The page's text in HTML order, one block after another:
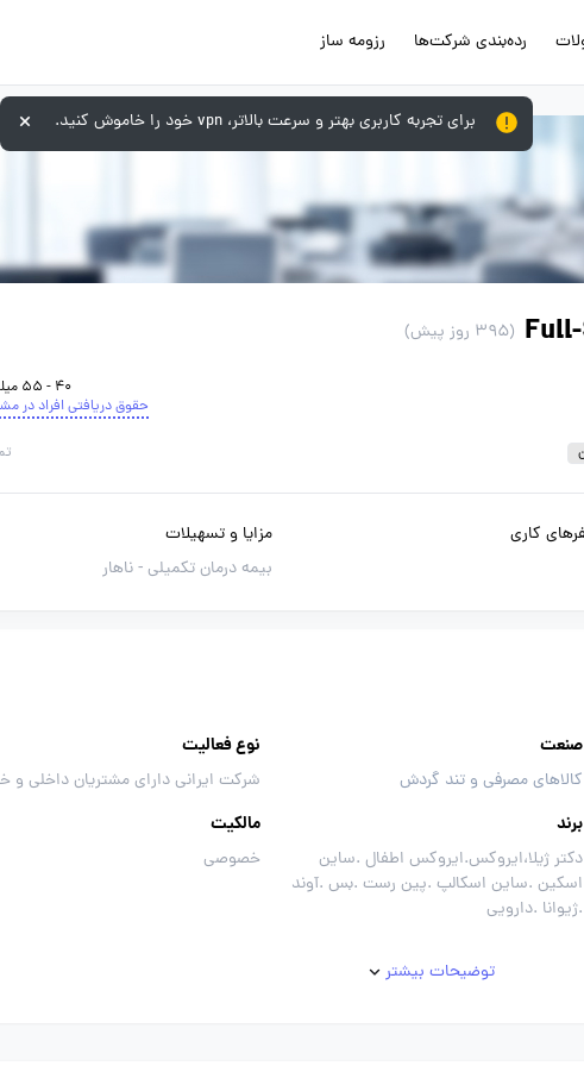
رده‌بندی شرکت‌ها رزومه ساز
(395 روز پیش)
40 - 55 میلیون تومان
حقوق دریافتی افراد در
کاری
مزایا و تسهیلات
بیمه درمان تکمیلی - ناهار
صنعت
کالاهای مصرفی و تند گردش
نوع فعالیت
شرکت ایرانی دارای مشتریان داخلی و
برند
دکتر ژیلا،ایروکس.ایروکس اطفال .ساین
اسکین .ساین اسکالپ .پین رست .بس .آوند
.ژیوانا .دارویی
مالکیت
خصوصی
توضیحات بیشتر
برای تجربه کاربری بهتر و سرعت بالاتر، vpn خود را خاموش کنید.